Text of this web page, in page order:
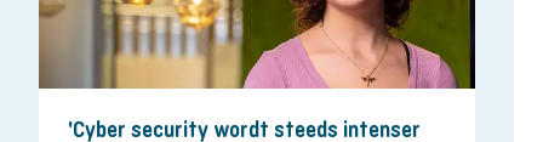
'Cyber security wordt steeds intenser